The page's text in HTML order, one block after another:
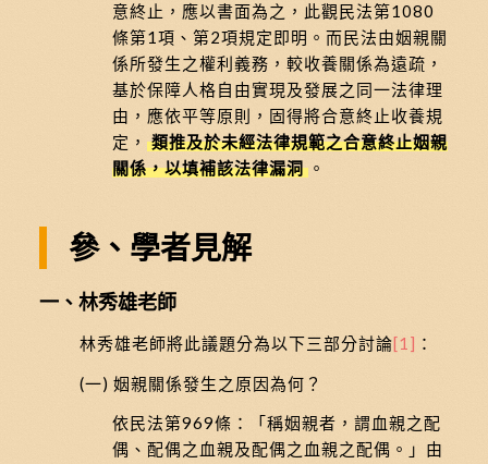
意終止，應以書面為之，此觀民法第1080
條第1項、第2項規定即明。而民法由姻親關
係所發生之權利義務，較收養關係為遠疏，
基於保障人格自由實現及發展之同一法律理
由，應依平等原則，固得將合意終止收養規
定， 類推及於未經法律規範之合意終止姻親
關係，以填補該法律漏洞 。
參、學者見解
一、林秀雄老師
林秀雄老師將此議題分為以下三部分討論[1] ：
(一) 姻親關係發生之原因為何？
依民法第969條：「稱姻親者，謂血親之配
偶、配偶之血親及配偶之血親之配偶。」由